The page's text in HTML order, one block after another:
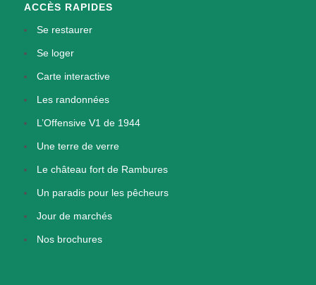
ACCÈS RAPIDES
Se restaurer
Se loger
Carte interactive
Les randonnées
L’Offensive V1 de 1944
Une terre de verre
Le château fort de Rambures
Un paradis pour les pêcheurs
Jour de marchés
Nos brochures